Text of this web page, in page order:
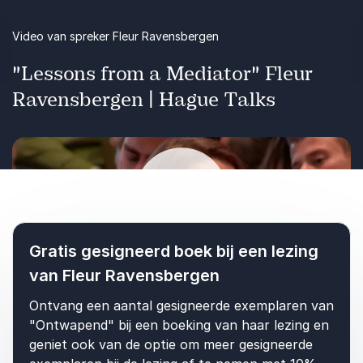
Margreet Ruijsbroek, Senior communicatieadviseur en
Terrorismebestrijding en Veiligheid (NCTV)
Fleur Ravensbergen
Fleur Ravensbergen
5van5
Fleur is een authentieke spreker die open staat voor
kort.
Stefan Szepesi, Hoofd SOM Academie,
Fleur Ravensbergen
Fleur Ravensbergen
"Lessons from a Mediator" Fleur
Ravensbergen | Hague Talks
Video van spreker Fleur Ravensbergen
Afspelen
Gratis gesigneerd boek bij een lezing
van Fleur Ravensbergen
Ontvang een aantal gesigneerde exemplaren van
"Ontwapend" bij een boeking van haar lezing en
geniet ook van de optie om meer gesigneerde